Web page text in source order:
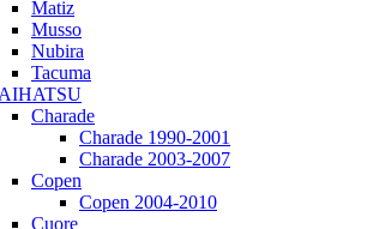
Matiz
Musso
Nubira
Tacuma
Charade
Charade 1990-2001
Charade 2003-2007
Copen
Copen 2004-2010
Cuore